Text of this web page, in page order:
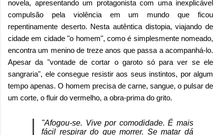
novela, apresentando um protagonista com uma inexplicável
compulsão pela violência em um mundo que ficou
repentinamente deserto. Nesta autêntica distopia, viajando de
cidade em cidade "o homem", como é simplesmente nomeado,
encontra um menino de treze anos que passa a acompanhá-lo.
Apesar da "vontade de cortar o garoto só para ver se ele
sangraria", ele consegue resistir aos seus instintos, por algum
tempo apenas. O homem precisa de carne, sangue, o pulsar de
um corte, o fluir do vermelho, a obra-prima do grito.
"Afogou-se. Vive por comodidade. É mais
fácil respirar do que morrer. Se matar dá